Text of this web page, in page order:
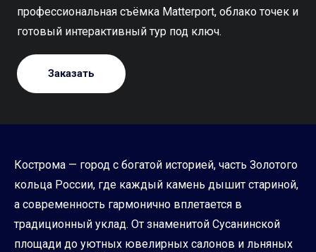
профессиональная съёмка Matterport, облако точек и
готовый интерактивный тур под ключ.
Заказать
Кострома — город с богатой историей, часть Золотого
кольца России, где каждый камень дышит стариной,
а современность гармонично вплетается в
традиционный уклад. От знаменитой Сусанинской
площади до уютных ювелирных салонов и льняных